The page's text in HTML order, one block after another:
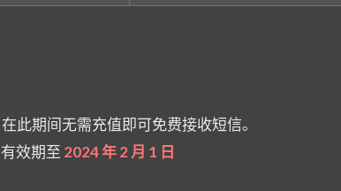
在此期间无需充值即可免费接收短信。
效期至 2024 年 2 月 1 日